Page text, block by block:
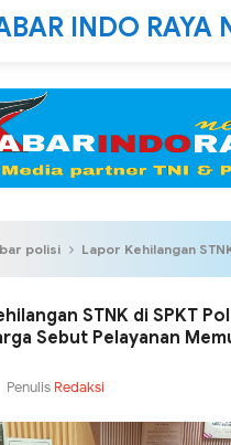
INDO RAYA
polisi Lapor Kehilangan STNK di SPKT Polda Metro Jaya,
STNK di SPKT
Sebut Pelayanan
Penulis Redaksi